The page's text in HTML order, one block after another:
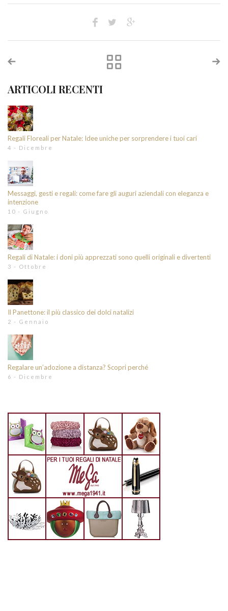
ARTICOLI RECENTI
Regali Floreali per Natale: Idee uniche per sorprendere i tuoi cari
4 - Dicembre
Messaggi, gesti e regali: come fare gli auguri aziendali con eleganza e
intenzione
10 - Giugno
Regali di Natale: i doni più apprezzati sono quelli originali e divertenti
3 - Ottobre
Il Panettone: il più classico dei dolci natalizi
2 - Gennaio
Regalare un’adozione a distanza? Scopri perché
6 - Dicembre